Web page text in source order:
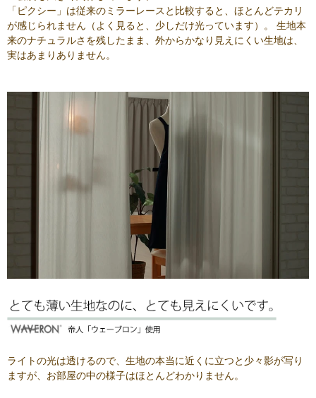
「ピクシー」は従来のミラーレースと比較すると、ほとんどテカリ
が感じられません（よく見ると、少しだけ光っています）。 生地本
来のナチュラルさを残したまま、外からかなり見えにくい生地は、
実はあまりありません。
ライトの光は透けるので、生地の本当に近くに立つと少々影が写り
ますが、お部屋の中の様子はほとんどわかりません。